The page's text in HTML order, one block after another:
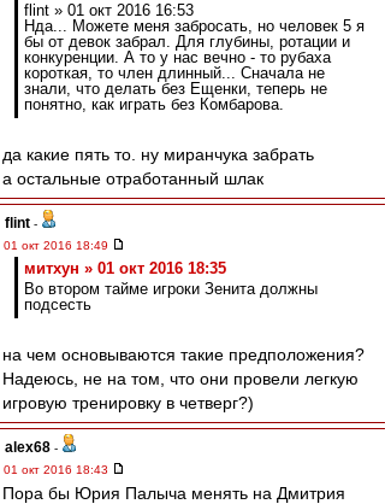
flint » 01 окт 2016 16:53
Нда... Можете меня забросать, но человек 5 я
бы от девок забрал. Для глубины, ротации и
конкуренции. А то у нас вечно - то рубаха
короткая, то член длинный... Сначала не
знали, что делать без Ещенки, теперь не
понятно, как играть без Комбарова.
да какие пять то. ну миранчука забрать
а остальные отработанный шлак
flint -
01 окт 2016 18:49
митхун » 01 окт 2016 18:35
Во втором тайме игроки Зенита должны
подсесть
на чем основываются такие предположения?
Надеюсь, не на том, что они провели легкую
игровую тренировку в четверг?)
alex68 -
01 окт 2016 18:43
Пора бы Юрия Палыча менять на Дмитрия